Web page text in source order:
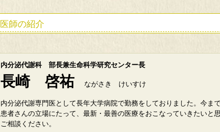
医師の紹介
内分泌代謝科 部長兼生命科学研究センター長
長崎 啓祐
ながさき けいすけ
内分泌代謝専門医として長年大学病院で勤務をしておりました。今まで
患者さんの立場にたって、最新・最善の医療をおこなっていきたいと
ご相談ください。